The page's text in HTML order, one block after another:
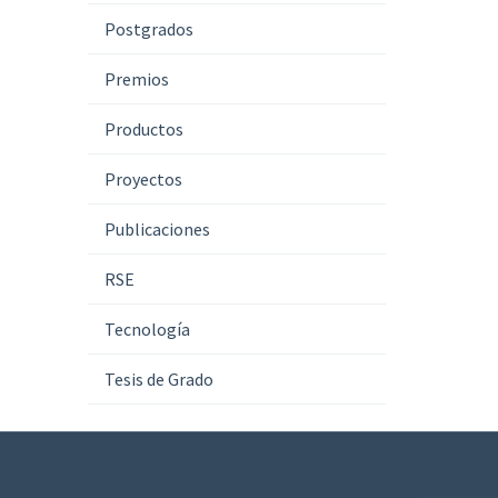
Postgrados
Premios
Productos
Proyectos
Publicaciones
RSE
Tecnología
Tesis de Grado